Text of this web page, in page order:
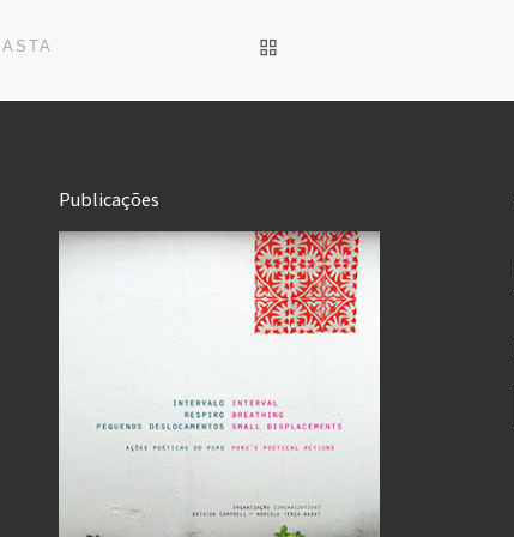
Publicações